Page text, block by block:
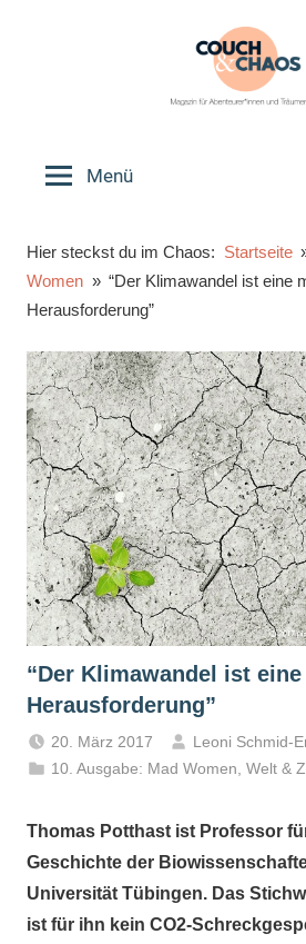
Chaos
Menü
Hier steckst du im Chaos: Startseite
Women
“Der Klimawandel ist eine
Herausforderung”
“Der Klimawandel ist
Herausforderung”
20. März 2017
Leoni Schmid-
10. Ausgabe: Mad Women ,Welt &
Thomas Potthast ist Professor
Geschichte der
Universität Tübingen. Das
ist für ihn kein CO2-